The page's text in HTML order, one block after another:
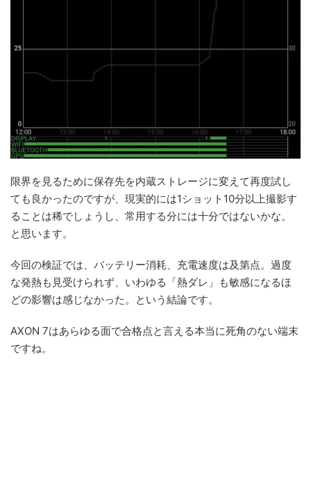
限界を見るために保存先を内蔵ストレージに変えて再度試し
ても良かったのですが、現実的には1ショット10分以上撮影す
ることは稀でしょうし、常用する分には十分ではないかな。
と思います。
今回の検証では、バッテリー消耗、充電速度は及第点。過度
な発熱も見受けられず、いわゆる「熱ダレ」も敏感になるほ
どの影響は感じなかった。という結論です。
AXON 7はあらゆる面で合格点と言える本当に死角のない端末
ですね。